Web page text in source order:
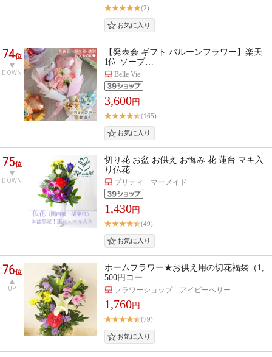
(2)
74位
DOWN
【発表会 ギフト バルーンフラワー】楽天
1位 ソープ…
Belle Vie
3,600円
(165)
75位
DOWN
切り花 お盆 お供え お悔み 花 蓮台 マキ入
り仏花 …
プリティ マーメイド
1,430円
(49)
76位
UP
ホームフラワー★お供え用の切花福袋（1,
500円コー…
フラワーショップ アイビーベリー
1,760円
(79)